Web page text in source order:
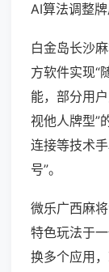
AI算法调整牌
白金岛长沙
方软件实现“
能，部分用
视他人牌型”
连接等技术
号”。
微乐广西麻
特色玩法于
换多个应用